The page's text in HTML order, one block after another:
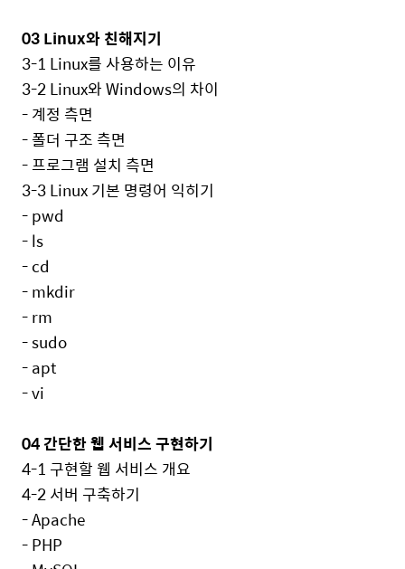
03 Linux와 친해지기
3-1 Linux를 사용하는 이유
3-2 Linux와Windows의 차이
-계정 측면
-폴더 구조 측면
-프로그램 설치 측면
3-3 Linux기본 명령어 익히기
- pwd
- ls
- cd
- mkdir
- rm
- sudo
- apt
- vi
04간단한 웹 서비스 구현하기
4-1 구현할 웹 서비스 개요
4-2서버 구축하기
- Apache
- PHP